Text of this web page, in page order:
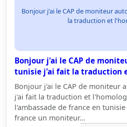
Bonjour j'ai le CAP de moniteur
la traduction et
Bonjour j'ai le CAP de
tunisie j'ai fait la traduction
Bonjour j'ai le CAP de moniteur
j'ai fait la traduction et
l'ambassade de france en
france un moniteur…